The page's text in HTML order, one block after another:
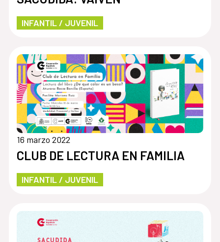
INFANTIL / JUVENIL
16 marzo 2022
CLUB DE LECTURA EN FAMILIA
INFANTIL / JUVENIL